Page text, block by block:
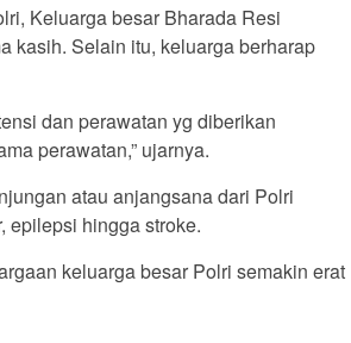
Keluarga besar Bharada Resi
kasih. Selain itu, keluarga berharap
dan perawatan yg diberikan
perawatan,” ujarnya.
atau anjangsana dari Polri
epilepsi hingga stroke.
keluarga besar Polri semakin erat